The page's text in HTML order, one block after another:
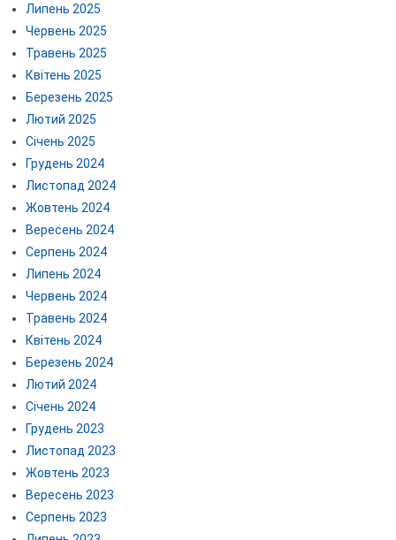
Липень 2025
Червень 2025
Травень 2025
Квітень 2025
Березень 2025
Лютий 2025
Січень 2025
Грудень 2024
Листопад 2024
Жовтень 2024
Вересень 2024
Серпень 2024
Липень 2024
Червень 2024
Травень 2024
Квітень 2024
Березень 2024
Лютий 2024
Січень 2024
Грудень 2023
Листопад 2023
Жовтень 2023
Вересень 2023
Серпень 2023